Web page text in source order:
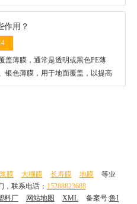
、果树，还是大田作物，黑色地膜
成本，提高作物的生长环境，促进
长。
作用？
盖薄膜，通常是透明或黑色PE薄
银色薄膜，用于地面覆盖，以提高
持土壤水分，维持土壤结构，防止
膜 大棚膜 长寿膜 地膜
等业
，联系电话： 15288823688
料厂 网站地图 XML 备案号:鲁I